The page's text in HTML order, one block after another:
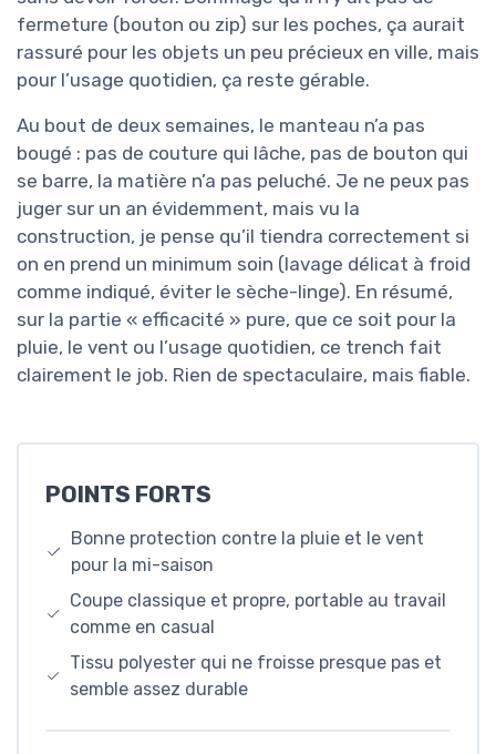
fermeture (bouton ou zip) sur les poches, ça aurait
rassuré pour les objets un peu précieux en ville, mais
pour l’usage quotidien, ça reste gérable.
Au bout de deux semaines, le manteau n’a pas
bougé : pas de couture qui lâche, pas de bouton qui
se barre, la matière n’a pas peluché. Je ne peux pas
juger sur un an évidemment, mais vu la
construction, je pense qu’il tiendra correctement si
on en prend un minimum soin (lavage délicat à froid
comme indiqué, éviter le sèche-linge). En résumé,
sur la partie « efficacité » pure, que ce soit pour la
pluie, le vent ou l’usage quotidien, ce trench fait
clairement le job. Rien de spectaculaire, mais fiable.
POINTS FORTS
Bonne protection contre la pluie et le vent
pour la mi-saison
Coupe classique et propre, portable au travail
comme en casual
Tissu polyester qui ne froisse presque pas et
semble assez durable